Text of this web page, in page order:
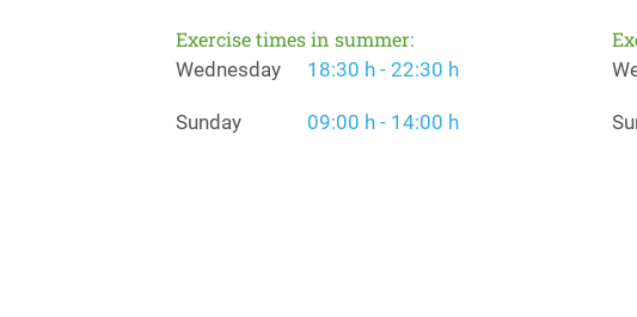
Exercise times in summer:
Wednesday 18:30 h - 22:30 h
Sunday 09:00 h - 14:00 h